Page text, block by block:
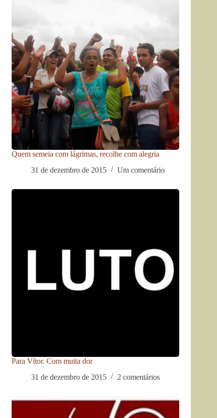
Quem semeia com lágrimas, recolhe com alegria
31 de dezembro de 2015
Um comentário
Para Vítor. Com muita dor
31 de dezembro de 2015
2 comentários